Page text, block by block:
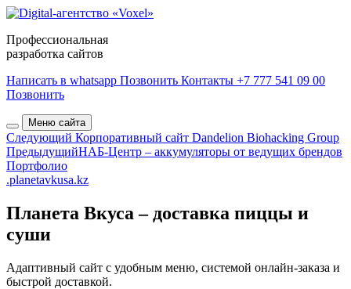
Профессиональная
разработка сайтов
Написать в whatsapp Позвонить Контакты +7 777 541 09 00
Позвонить
Меню сайта
Следующий Корпоративный сайт Dandelion Biohacking Group
ПредыдущийНАБ-Центр – аккумуляторы от ведущих брендов
Портфолио
.planetavkusa.kz
Планета Вкуса – доставка пиццы и
суши
Адаптивный сайт с удобным меню, системой онлайн-заказа и
быстрой доставкой.